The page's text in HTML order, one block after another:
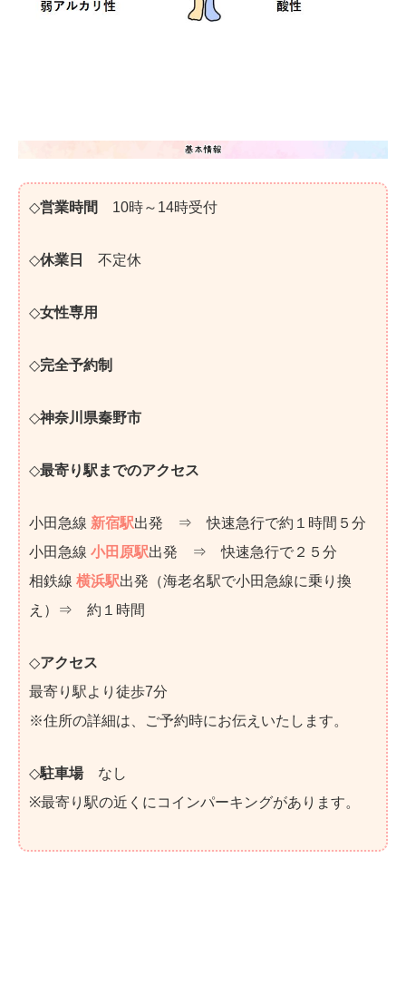
◇営業時間 10時～14時受付
◇休業日 不定休
◇女性専用
◇完全予約制
◇神奈川県秦野市
◇最寄り駅までのアクセス
小田急線 新宿駅出発 ⇒ 快速急行で約１時間５分
小田急線 小田原駅出発 ⇒ 快速急行で２５分
相鉄線 横浜駅出発（海老名駅で小田急線に乗り換
え）⇒ 約１時間
◇アクセス
最寄り駅より徒歩7分
※住所の詳細は、ご予約時にお伝えいたします。
◇駐車場なし
※最寄り駅の近くにコインパーキングがあります。